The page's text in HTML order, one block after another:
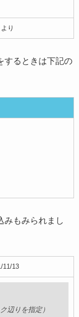
より
するときは下記の
みもみられまし
11/13
辺りを指定）